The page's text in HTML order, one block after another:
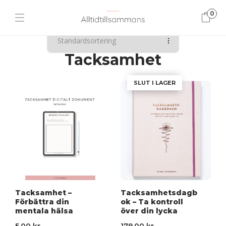
0
Tacksamhet
VISAR ALLA 2 RESULTAT
Tacksamhet –
Förbättra din
mentala hälsa
SLUT I LAGER
Tacksamhetsdagb
ok – Ta kontroll
över din lycka